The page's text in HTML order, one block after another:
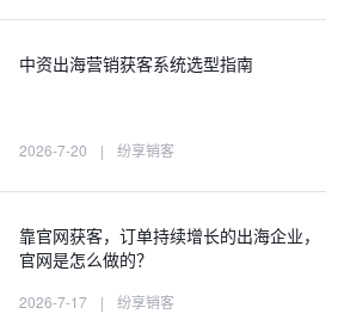
中资出海营销获客系统选型指南
2026-7-20 | 纷享销客
靠官网获客，订单持续增长的出海企业，
官网是怎么做的？
2026-7-17 | 纷享销客